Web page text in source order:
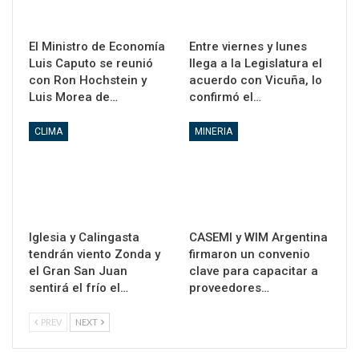
El Ministro de Economía
Luis Caputo se reunió
con Ron Hochstein y
Luis Morea de…
Entre viernes y lunes
llega a la Legislatura el
acuerdo con Vicuña, lo
confirmó el…
CLIMA
Iglesia y Calingasta
tendrán viento Zonda y
el Gran San Juan
sentirá el frío el…
MINERIA
CASEMI y WIM Argentina
firmaron un convenio
clave para capacitar a
proveedores…
PREV NEXT